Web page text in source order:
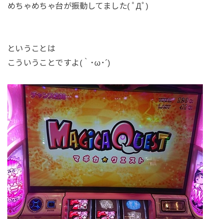
めちゃめちゃ台が振動してました( ﾟДﾟ)
ということは
こういうことですよ(｀･ω･´)